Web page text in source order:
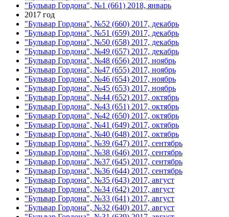
"Бульвар Гордона", №1 (661) 2018, январь
2017 год
"Бульвар Гордона", №52 (660) 2017, декабрь
"Бульвар Гордона", №51 (659) 2017, декабрь
"Бульвар Гордона", №50 (658) 2017, декабрь
"Бульвар Гордона", №49 (657) 2017, декабрь
"Бульвар Гордона", №48 (656) 2017, ноябрь
"Бульвар Гордона", №47 (655) 2017, ноябрь
"Бульвар Гордона", №46 (654) 2017, ноябрь
"Бульвар Гордона", №45 (653) 2017, ноябрь
"Бульвар Гордона", №44 (652) 2017, октябрь
"Бульвар Гордона", №43 (651) 2017, октябрь
"Бульвар Гордона", №42 (650) 2017, октябрь
"Бульвар Гордона", №41 (649) 2017, октябрь
"Бульвар Гордона", №40 (648) 2017, октябрь
"Бульвар Гордона", №39 (647) 2017, сентябрь
"Бульвар Гордона", №38 (646) 2017, сентябрь
"Бульвар Гордона", №37 (645) 2017, сентябрь
"Бульвар Гордона", №36 (644) 2017, сентябрь
"Бульвар Гордона", №35 (643) 2017, август
"Бульвар Гордона", №34 (642) 2017, август
"Бульвар Гордона", №33 (641) 2017, август
"Бульвар Гордона", №32 (640) 2017, август